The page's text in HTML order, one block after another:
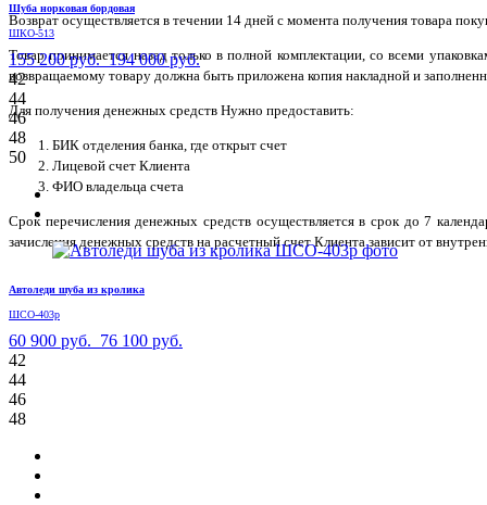
Возврат осуществляется в течении 14 дней с момента получения товара
Товар принимается назад только в полной комплектации, со всеми
возвращаемому товару должна быть приложена копия накладной и
Для получения денежных средств Нужно предоставить:
БИК отделения банка, где открыт счет
Лицевой счет Клиента
ФИО владельца счета
Срок перечисления денежных средств осуществляется в срок до 7
зачисления денежных средств на расчетный счет Клиента зависит от
Шуба норковая бордовая
ШКО-513
155 200 руб. 194 000 руб.
42
44
46
48
50
Автоледи шуба из кролика
ШСО-403р
60 900 руб. 76 100 руб.
42
44
46
48